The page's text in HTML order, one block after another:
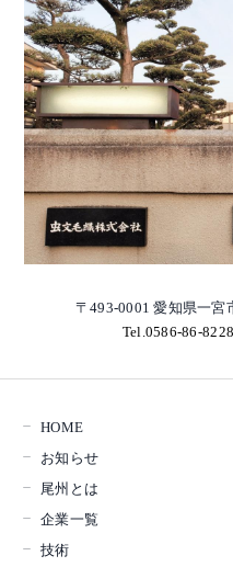
〒493-0001 愛知県一宮
Tel.0586-86-8228
HOME
お知らせ
尾州とは
企業一覧
技術